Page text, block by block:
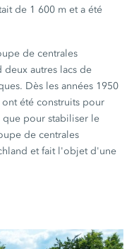
de 1 600 m et a été
de centrales
autres lacs de
Dès les années 1950
été construits pour
pour stabiliser le
de centrales
et fait l'objet d'une